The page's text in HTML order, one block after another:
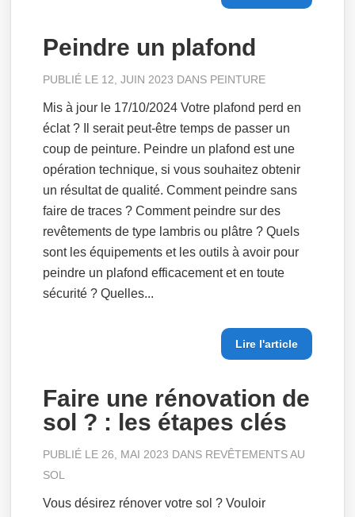
Peindre un plafond
PUBLIÉ LE 12, JUIN 2023 DANS PEINTURE
Mis à jour le 17/10/2024 Votre plafond perd en
éclat ? Il serait peut-être temps de passer un
coup de peinture. Peindre un plafond est une
opération technique, si vous souhaitez obtenir
un résultat de qualité. Comment peindre sans
faire de traces ? Comment peindre sur des
revêtements de type lambris ou plâtre ? Quels
sont les équipements et les outils à avoir pour
peindre un plafond efficacement et en toute
sécurité ? Quelles...
Lire l'article
Faire une rénovation de
sol ? : les étapes clés
PUBLIÉ LE 26, MAI 2023 DANS REVÊTEMENTS AU
SOL
Vous désirez rénover votre sol ? Vouloir